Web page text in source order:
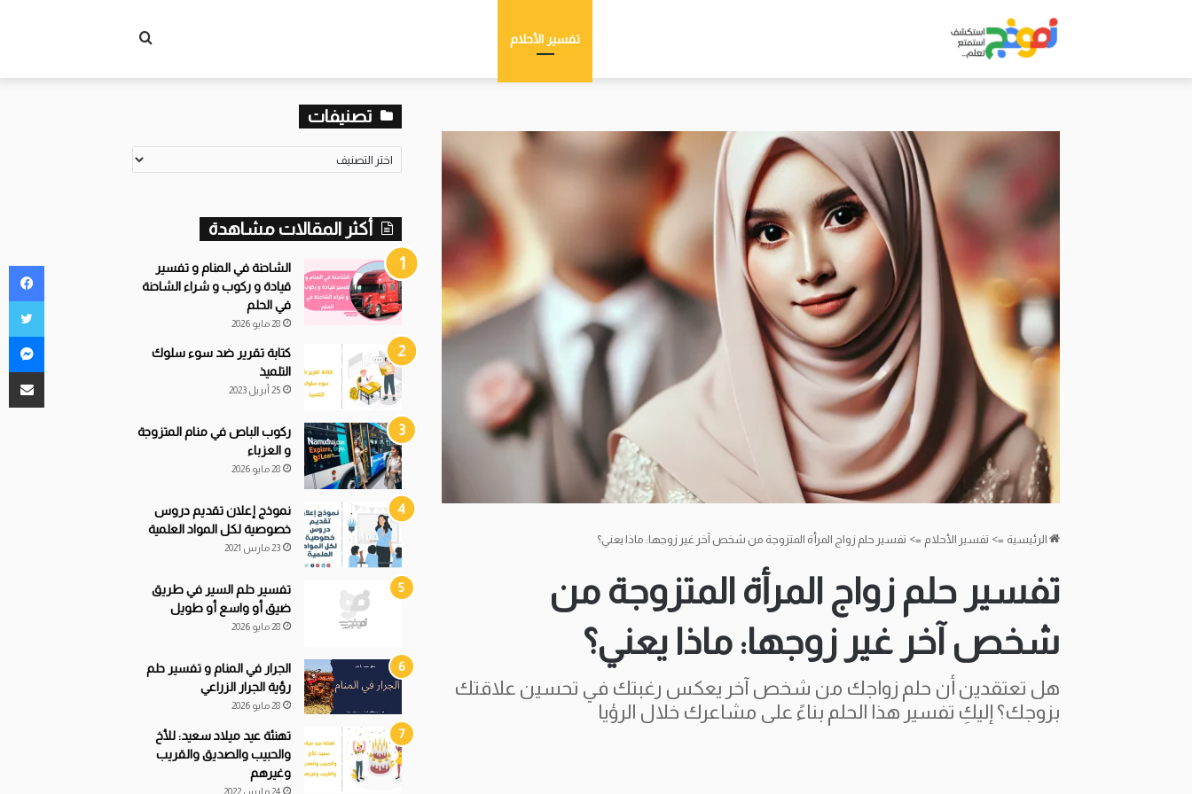
تفسير الأحلام بحث
الرئيسية => تفسير الأحلام => تفسير حلم زواج المرأة المتزوجة من شخص آخر غير زوجها: ماذا يعني؟
تفسير حلم زواج المرأة المتزوجة من
شخص آخر غير زوجها: ماذا يعني؟
هل تعتقدين أن حلم زواجك من شخص آخر يعكس رغبتك في تحسين علاقتك
بزوجك؟ إليكِ تفسير هذا الحلم بناءً على مشاعرك خلال الرؤيا
تصنيفات
تصنيفات
أكثر المقالات مشاهدة
الشاحنة في المنام و تفسير
قيادة و ركوب و شراء الشاحنة
في الحلم
28 مايو 2026
كتابة تقرير ضد سوء سلوك
التلميذ
25 أبريل 2023
ركوب الباص في منام المتزوجة
و العزباء
28 مايو 2026
نموذج إعلان تقديم دروس
خصوصية لكل المواد العلمية
23 مارس 2021
تفسير حلم السير في طريق
ضيق أو واسع أو طويل
28 مايو 2026
الجرار في المنام و تفسير حلم
رؤية الجرار الزراعي
28 مايو 2026
تهنئة عيد ميلاد سعيد: للأخ
والحبيب والصديق والقريب
وغيرهم
24 مارس 2022